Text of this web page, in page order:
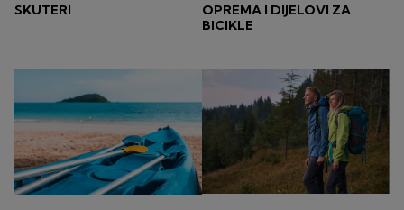
SKUTERI
OPREMA I DIJELOVI ZA
BICIKLE